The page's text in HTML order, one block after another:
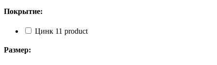
Покрытие:
Цинк 11 product
Размер: